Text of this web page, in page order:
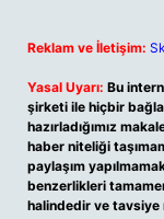
Reklam ve İletişim:
Yasal Uyarı: Bu
şirketi ile hiçbir
hazırladığımız
haber niteliği
paylaşım
benzerlikleri
halindedir ve tavsiye